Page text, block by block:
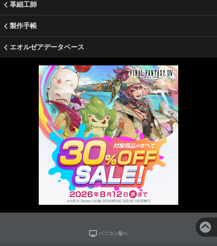
革細工師
製作手帳
エオルゼアデータベース
パソコン版へ